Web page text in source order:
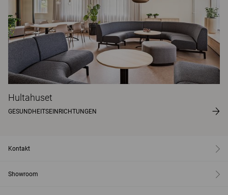
Hultahuset
GESUNDHEITSEINRICHTUNGEN
Kontakt
Showroom